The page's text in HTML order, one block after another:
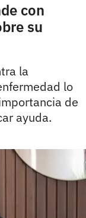
con
su
la
lo
de
ayuda.